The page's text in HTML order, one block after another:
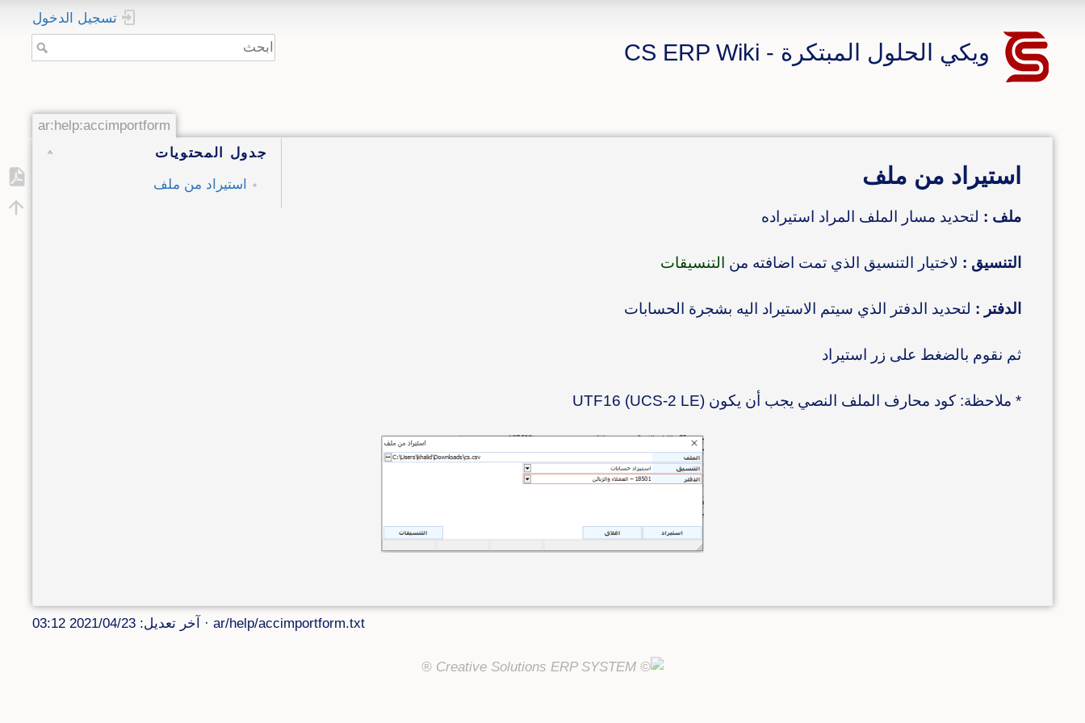
ويكي الحلول المبتكرة - CS ERP Wiki
تسجيل الدخول
ar:help:accimportform
جدول المحتويات
استيراد من ملف استيراد من ملف
ملف : لتحديد مسار الملف المراد استيراده
التنسيق : لاختيار التنسيق الذي تمت اضافته من التنسيقات
الدفتر : لتحديد الدفتر الذي سيتم الاستيراد اليه بشجرة الحسابات
ثم نقوم بالضغط على زر استيراد
* ملاحظة: كود محارف الملف النصي يجب أن يكون UTF16 (UCS-2 LE)
ar/help/accimportform.txt · آخر تعديل: 2021/04/23 03:12